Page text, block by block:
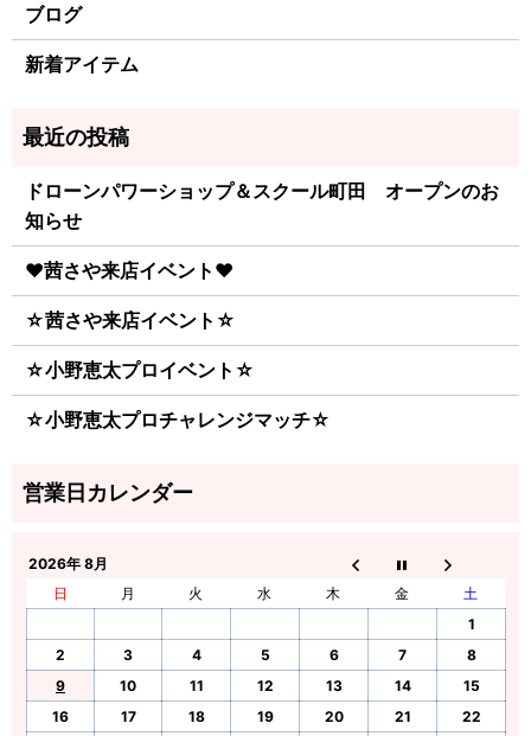
ブログ
新着アイテム
ドローンパワーショップ＆スクール町田 オープンのお
知らせ
♥茜さや来店イベント♥
☆茜さや来店イベント☆
☆小野恵太プロイベント☆
☆小野恵太プロチャレンジマッチ☆
2026年 8月
日
月 火 水 木 金
土
1
2
3 4 5 6 7
8
9
10 11 12 13 14
15
16
17 18 19 20 21
22